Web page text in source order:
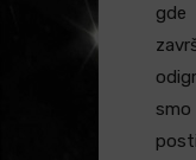
gde
smo